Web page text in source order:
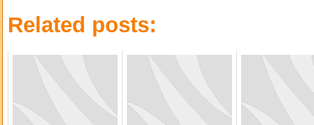
Related posts: